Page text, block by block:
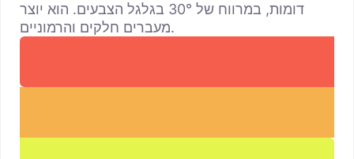
דומות, במרווח של 30° בגלגל הצבעים. הוא יוצר
מעברים חלקים והרמוניים.